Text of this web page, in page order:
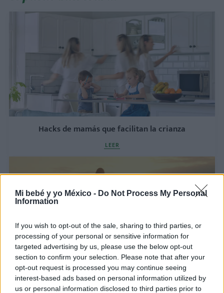
Mi bebé y yo México - Do Not Process My Personal
Information
If you wish to opt-out of the sale, sharing to third parties, or
processing of your personal or sensitive information for
targeted advertising by us, please use the below opt-out
section to confirm your selection. Please note that after your
opt-out request is processed you may continue seeing
interest-based ads based on personal information utilized by
us or personal information disclosed to third parties prior to
Hacks de mamás que facilitan la crianza
LEER
Lo que una mamá aporta a la humanidad desde
la crianza